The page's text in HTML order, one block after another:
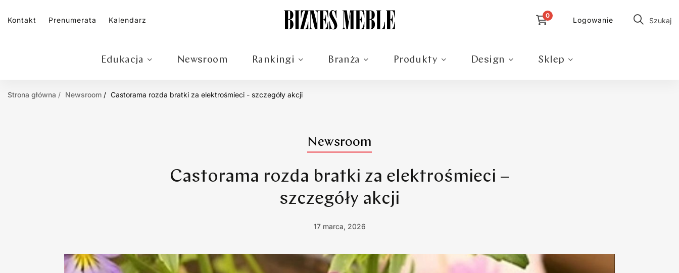
Kontakt Prenumerata Kalendarz Logowanie Szukaj
Edukacja Newsroom Rankingi Branża Produkty Design Sklep
Strona główna Newsroom Castorama rozda bratki za elektrośmieci - szczegóły akcji
Newsroom
Castorama rozda bratki za elektrośmieci –
szczegóły akcji
17 marca, 2026